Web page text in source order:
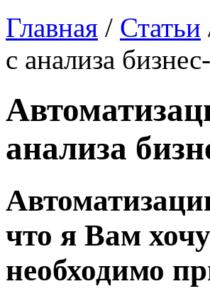
Главная / Статьи
с анализа
анализа
что я Вам
необходимо